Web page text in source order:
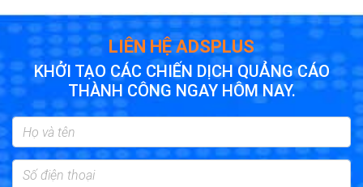
LIÊN HỆ ADSPLUS
KHỞI TẠO CÁC CHIẾN DỊCH QUẢNG CÁO
THÀNH CÔNG NGAY HÔM NAY.